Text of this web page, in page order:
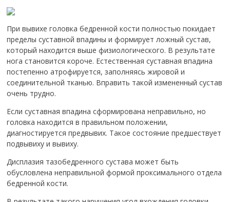
При вывихе головка бедренной кости полностью покидает
пределы суставной впадины и формирует ложный сустав,
который находится выше физиологического. В результате
нога становится короче. Естественная суставная впадина
постепенно атрофируется, заполняясь жировой и
соединительной тканью. Вправить такой измененный сустав
очень трудно.
Если суставная впадина сформирована неправильно, но
головка находится в правильном положении,
диагностируется предвывих. Такое состояние предшествует
подвывиху и вывиху.
Дисплазия тазобедренного сустава может быть
обусловлена неправильной формой проксимального отдела
бедренной кости.